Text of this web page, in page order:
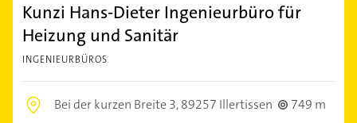
Kunzi Hans-Dieter Ingenieurbüro für
Heizung und Sanitär
INGENIEURBÜROS
Bei der kurzen Breite 3,89257 Illertissen
749 m